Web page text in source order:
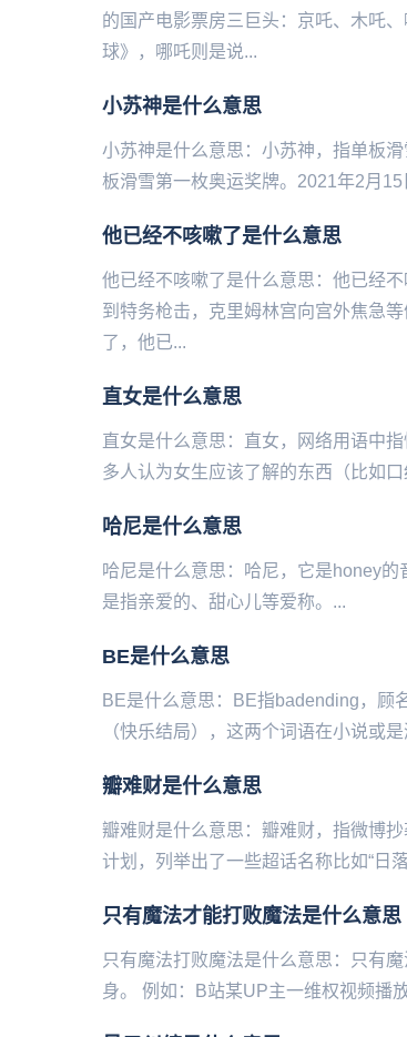
的国产电影票房三巨头：京吒、木吒
球》，哪吒则是说...
小苏神是什么意思
小苏神是什么意思：小苏神，指单‌‌‌‌‌‌‌‌‌‌‌‌‌‌板
板滑雪第一枚奥运奖牌。2021年2月
他已经不咳嗽了是什么意思
他已经不咳嗽了是什么意思：他已经
到特务枪击，克里姆林宫向宫外焦急
了，他已...
直女是什么意思
直女是什么意思：直女，网络用语中
多人认为女生应该了解的东西（比如
​哈尼是什么意思
哈尼是什么意思：哈尼，它是honey
是指亲爱的、甜心儿等爱称。...
BE是什么意思
BE是什么意思：BE指badending，顾
（快乐结局），这两个词语在小说或
瓣难财是什么意思
瓣难财是什么意思：瓣难财，指微‌‌‌‌‌‌‌博
计划，列举出了一些超话名称比如“日
只有魔法才能打败魔法是什么意思
只有魔法打败魔法是什么意思：只有
身。 例如：B站某UP主一维权视频播